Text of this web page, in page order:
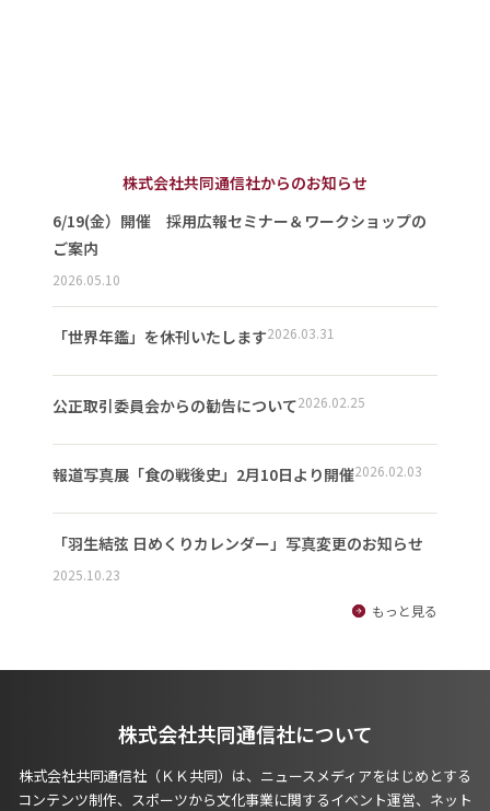
株式会社共同通信社からのお知らせ
6/19(金）開催 採用広報セミナー＆ワークショップの
ご案内
2026.05.10
「世界年鑑」を休刊いたします2026.03.31
公正取引委員会からの勧告について2026.02.25
報道写真展「食の戦後史」2月10日より開催2026.02.03
「羽生結弦 日めくりカレンダー」写真変更のお知らせ
2025.10.23
もっと見る
株式会社共同通信社について
株式会社共同通信社（ＫＫ共同）は、ニュースメディアをはじめとする
コンテンツ制作、スポーツから文化事業に関するイベント運営、ネット